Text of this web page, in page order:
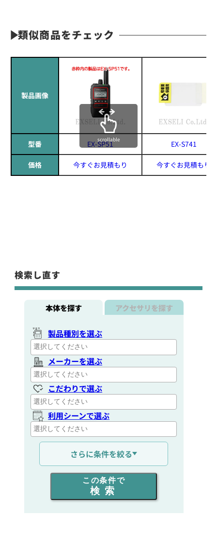
類似商品をチェック
製品画像
型番 EX-SP51 EX-S741
価格 今すぐお見積もり 今すぐお見積もり
scrollable
検索し直す
本体を探す アクセサリを探す
製品種別を選ぶ
メーカーを選ぶ
こだわりで選ぶ
利用シーンで選ぶ
通信距離を選ぶ
出力を選ぶ
同時通話人数を選ぶ
さらに条件を絞る
この条件で
検索